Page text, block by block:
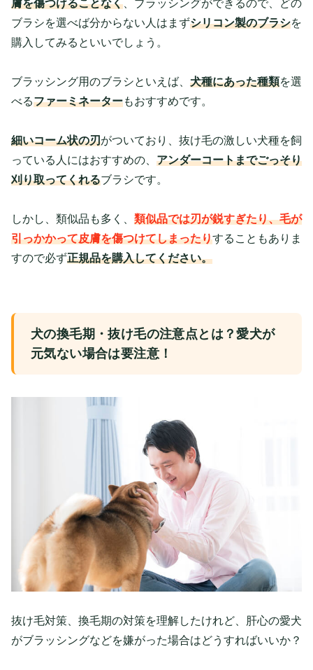
膚を傷つけることなく 、ブラッシングができるので、どの
ブラシを選べば分からない人はまずシリコン製のブラシを
購入してみるといいでしょう。
ブラッシング用のブラシといえば、 犬種にあった種類を選
べるファーミネーターもおすすめです。
細いコーム状の刃がついており、抜け毛の激しい犬種を飼
っている人にはおすすめの、 アンダーコートまでごっそり
刈り取ってくれるブラシです。
しかし、類似品も多く、 類似品では刃が鋭すぎたり、毛が
引っかかって皮膚を傷つけてしまったりすることもありま
すので必ず正規品を購入してください。
犬の換毛期・抜け毛の注意点とは？愛犬が
元気ない場合は要注意！
抜け毛対策、換毛期の対策を理解したけれど、肝心の愛犬
がブラッシングなどを嫌がった場合はどうすればいいか？